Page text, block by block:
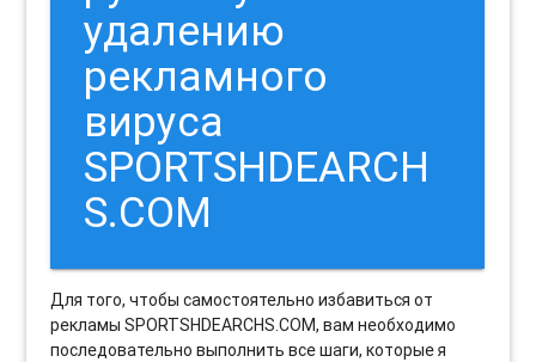
удалению
рекламного
вируса
SPORTSHDEARCH
S.COM
Для того, чтобы самостоятельно избавиться от
рекламы SPORTSHDEARCHS.COM, вам необходимо
последовательно выполнить все шаги, которые я